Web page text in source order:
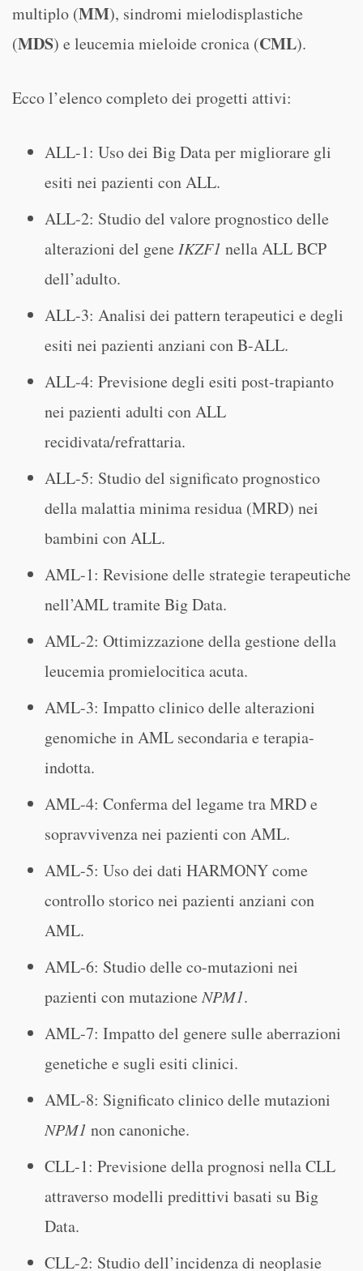
multiplo (MM), sindromi mielodisplastiche
(MDS) e leucemia mieloide cronica (CML).
Ecco l’elenco completo dei progetti attivi:
ALL-1: Uso dei Big Data per migliorare gli
esiti nei pazienti con ALL.
ALL-2: Studio del valore prognostico delle
alterazioni del gene IKZF1 nella ALL BCP
dell’adulto.
ALL-3: Analisi dei pattern terapeutici e degli
esiti nei pazienti anziani con B-ALL.
ALL-4: Previsione degli esiti post-trapianto
nei pazienti adulti con ALL
recidivata/refrattaria.
ALL-5: Studio del significato prognostico
della malattia minima residua (MRD) nei
bambini con ALL.
AML-1: Revisione delle strategie terapeutiche
nell’AML tramite Big Data.
AML-2: Ottimizzazione della gestione della
leucemia promielocitica acuta.
AML-3: Impatto clinico delle alterazioni
genomiche in AML secondaria e terapia-
indotta.
AML-4: Conferma del legame tra MRD e
sopravvivenza nei pazienti con AML.
AML-5: Uso dei dati HARMONY come
controllo storico nei pazienti anziani con
AML.
AML-6: Studio delle co-mutazioni nei
pazienti con mutazioneNPM1.
AML-7: Impatto del genere sulle aberrazioni
genetiche e sugli esiti clinici.
AML-8: Significato clinico delle mutazioni
NPM1 non canoniche.
CLL-1: Previsione della prognosi nella CLL
attraverso modelli predittivi basati su Big
Data.
CLL-2: Studio dell’incidenza di neoplasie